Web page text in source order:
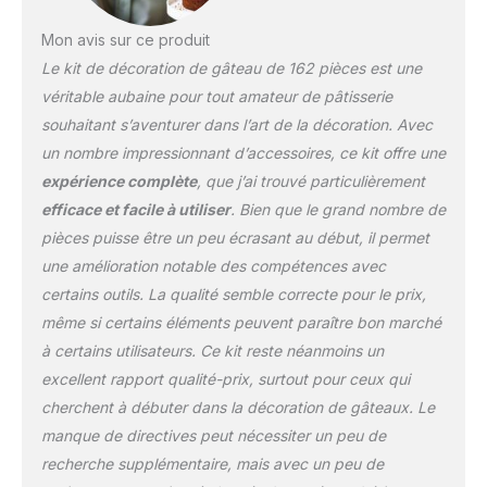
pour une décoration
en forme de fleur pour
produire des roses et le
stylo de décoration vous
aide à écrire sur votre
vous aident à créer un
gâteau fondant délicat.
Matériaux sûrs : tous les
accessoires répondent
aux normes américaines
de qualité alimentaire,
fabriqués en acier
inoxydable 304 de haute
qualité, plastique et
silicone. Robuste et
réutilisable, sans danger
pour la fabrication de
Mon avis sur ce produit
Le kit de décoration de gâteau de 162 pièces est une
véritable aubaine pour tout amateur de pâtisserie
souhaitant s’aventurer dans l’art de la décoration. Avec
un nombre impressionnant d’accessoires, ce kit offre une
expérience complète, que j’ai trouvé particulièrement
efficace et facile à utiliser. Bien que le grand nombre de
pièces puisse être un peu écrasant au début, il permet
une amélioration notable des compétences avec
certains outils. La qualité semble correcte pour le prix,
même si certains éléments peuvent paraître bon marché
à certains utilisateurs. Ce kit reste néanmoins un
excellent rapport qualité-prix, surtout pour ceux qui
cherchent à débuter dans la décoration de gâteaux. Le
manque de directives peut nécessiter un peu de
recherche supplémentaire, mais avec un peu de